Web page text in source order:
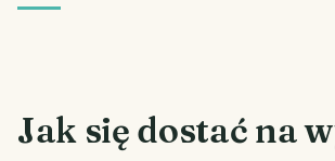
Jak się dostać na